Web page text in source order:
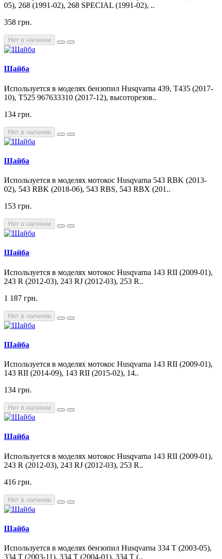
05), 268 (1991-02), 268 SPECIAL (1991-02), ..
358 грн.
Нет в наличии
Шайба
Используется в моделях бензопил Husqvarna 439, T435 (2017-
10), T525 967633310 (2017-12), высоторезов..
134 грн.
Нет в наличии
Шайба
Используется в моделях мотокос Husqvarna 543 RBK (2013-
02), 543 RBK (2018-06), 543 RBS, 543 RBX (201..
153 грн.
Нет в наличии
Шайба
Используется в моделях мотокос Husqvarna 143 RII (2009-01),
243 R (2012-03), 243 RJ (2012-03), 253 R..
1 187 грн.
Нет в наличии
Шайба
Используется в моделях мотокос Husqvarna 143 RII (2009-01),
143 RII (2014-09), 143 RII (2015-02), 14..
134 грн.
Нет в наличии
Шайба
Используется в моделях мотокос Husqvarna 143 RII (2009-01),
243 R (2012-03), 243 RJ (2012-03), 253 R..
416 грн.
Нет в наличии
Шайба
Используется в моделях бензопил Husqvarna 334 T (2003-05),
334 T (2003-11), 334 T (2004-01), 334 T (..